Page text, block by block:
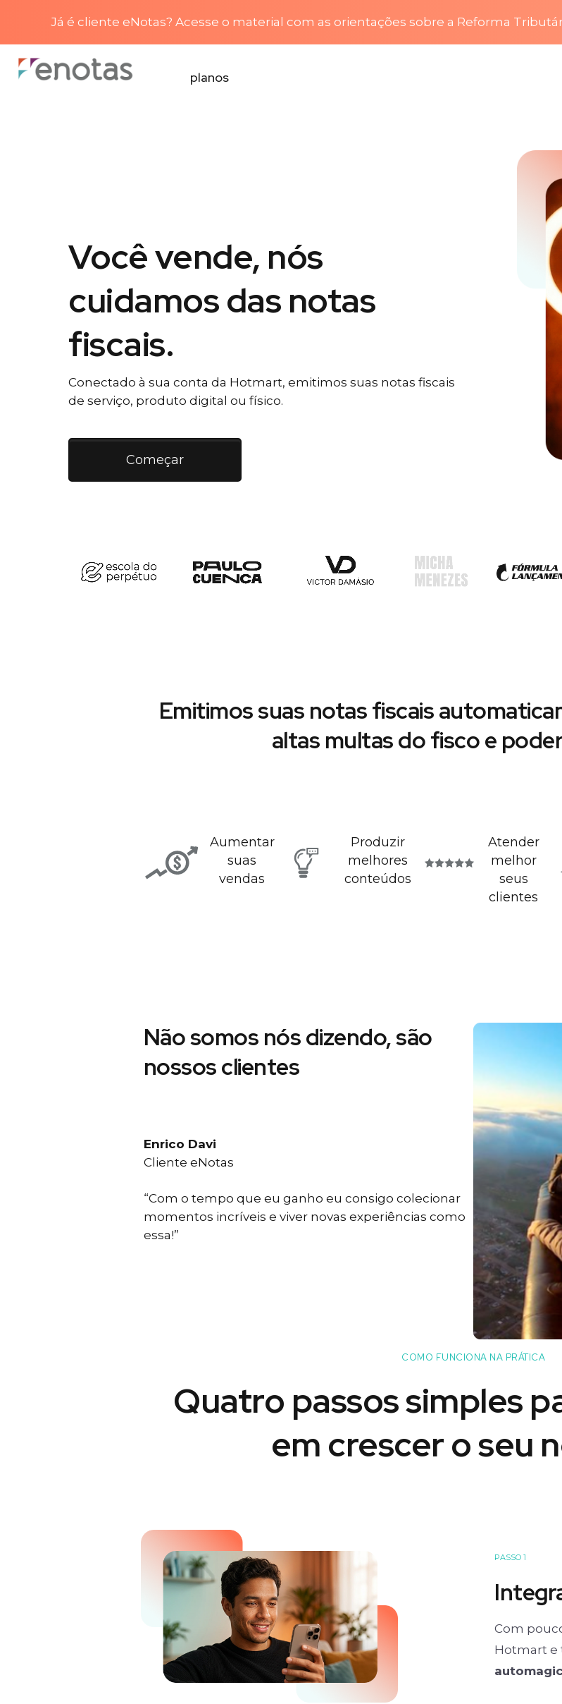
Já é cliente eNotas? Acesse o material com as orientações sobre a Reforma
planos
Você vende, nós
cuidamos das notas
fiscais.
Conectado à sua conta da Hotmart, emitimos suas notas fiscais
de serviço, produto digital ou físico.
Começar
Emitimos suas notas fiscais
altas multas do fisco e
Aumentar
suas
vendas
Produzir
melhores
conteúdos
Atender
melhor
seus
clientes
Não somos nós dizendo, são
nossos clientes
Enrico Davi
Cliente eNotas
“Com o tempo que eu ganho eu consigo colecionar
momentos incríveis e viver novas experiências como
essa!”
COMO FUNCIONA NA PRÁTICA
Quatro passos simples
em crescer o seu
PASSO 1
Com
Hotmart e